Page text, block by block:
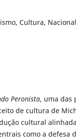
Cultura,
Peronista, uma das
de cultura de
cultural
como a defesa